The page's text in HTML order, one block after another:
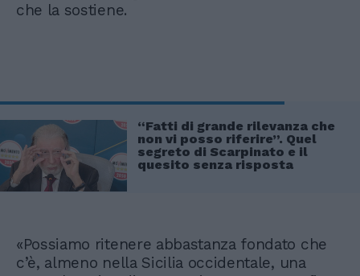
che la sostiene.
“Fatti di grande rilevanza che
non vi posso riferire”. Quel
segreto di Scarpinato e il
quesito senza risposta
«Possiamo ritenere abbastanza fondato che
c’è, almeno nella Sicilia occidentale, una